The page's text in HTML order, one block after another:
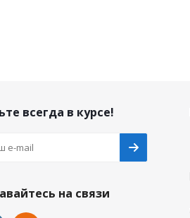
всегда в курсе!
на связи